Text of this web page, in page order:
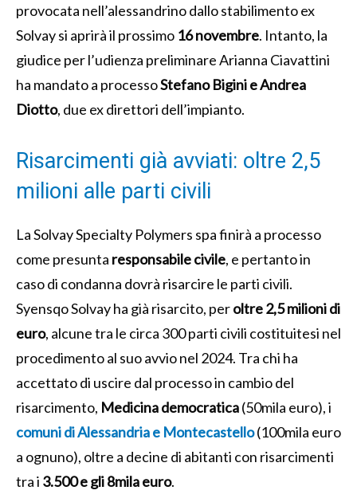
provocata nell’alessandrino dallo stabilimento ex
Solvay si aprirà il prossimo 16 novembre. Intanto, la
giudice per l’udienza preliminare Arianna Ciavattini
ha mandato a processoStefano Bigini e Andrea
Diotto, due ex direttori dell’impianto.
Risarcimenti già avviati: oltre 2,5
milioni alle parti civili
La Solvay Specialty Polymers spa finirà a processo
come presunta responsabile civile, e pertanto in
caso di condanna dovrà risarcire le parti civili.
Syensqo Solvay ha già risarcito, peroltre 2,5 milioni di
euro, alcune tra le circa 300 parti civili costituitesi nel
procedimento al suo avvio nel 2024. Tra chi ha
accettato di uscire dal processo in cambio del
risarcimento, Medicina democratica(50mila euro), i
comuni di Alessandria e Montecastello(100mila euro
a ognuno), oltre a decine di abitanti con risarcimenti
tra i 3.500 e gli 8mila euro.